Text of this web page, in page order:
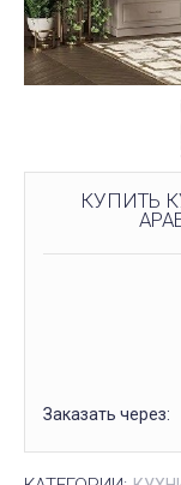
КУПИТЬ
Заказать через: